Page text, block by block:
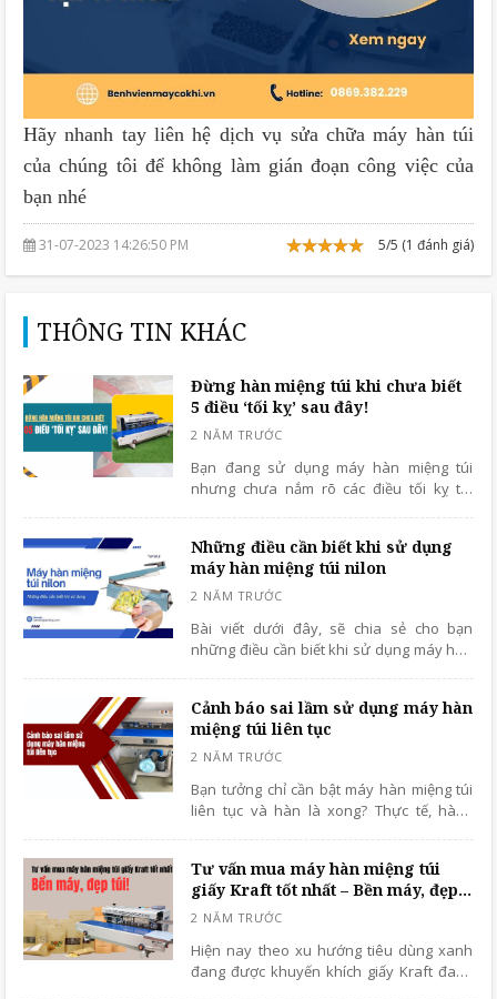
Hãy nhanh tay liên hệ dịch vụ sửa chữa máy hàn túi
của chúng tôi để không làm gián đoạn công việc của
bạn nhé
31-07-2023 14:26:50 PM 5/5 (1 đánh giá)
THÔNG TIN KHÁC
Đừng hàn miệng túi khi chưa biết
5 điều ‘tối kỵ’ sau đây!
Bạn đang sử dụng máy hàn miệng túi
nhưng chưa nắm rõ các điều tối kỵ thì
Những điều cần biết khi sử dụng
máy hàn miệng túi nilon
Bài viết dưới đây, sẽ chia sẻ cho bạn
những điều cần biết khi sử dụng máy hàn
Cảnh báo sai lầm sử dụng máy hàn
miệng túi liên tục
Bạn tưởng chỉ cần bật máy hàn miệng túi
liên tục và hàn là xong? Thực tế, hàng
dụng máy hàn miệng túi liên tục.
Tư vấn mua máy hàn miệng túi
giấy Kraft tốt nhất – Bền máy, đẹp
túi!
Hiện nay theo xu hướng tiêu dùng xanh
đang được khuyến khích giấy Kraft đang